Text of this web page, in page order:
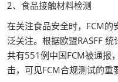
2、食品接触材料检测
在关注食品安全时，FCM
泛关注。根据欧盟RASFF
共有551例中国FCM被通报
击，可见FCM合规测试的重